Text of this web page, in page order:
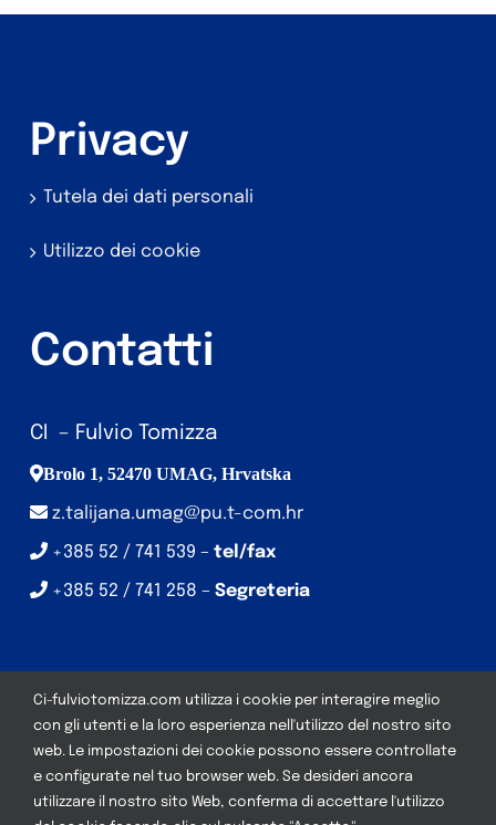
Privacy
Tutela dei dati personali
Utilizzo dei cookie
Contatti
CI – Fulvio Tomizza
Brolo 1, 52470 UMAG, Hrvatska
z.talijana.umag@pu.t-com.hr
+385 52 / 741 539 – tel/fax
+385 52 / 741 258 – Segreteria
© Copyright CI – Fulvio Tomizza | Development:Studio
Web Art| Tutti i diritti riservati
Ci-fulviotomizza.com utilizza i cookie per interagire meglio
con gli utenti e la loro esperienza nell'utilizzo del nostro sito
web. Le impostazioni dei cookie possono essere controllate
e configurate nel tuo browser web. Se desideri ancora
utilizzare il nostro sito Web, conferma di accettare l'utilizzo